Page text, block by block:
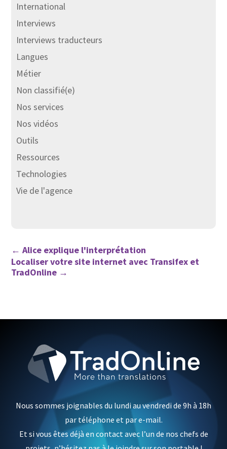
International
Interviews
Interviews traducteurs
Langues
Métier
Non classifié(e)
Nos services
Nos vidéos
Outils
Ressources
Technologies
Vie de l'agence
←Alice explique l'interprétation
Localiser votre site internet avec Transifex et
TradOnline →
Nous sommes joignables du lundi au vendredi de 9h à 18h
par téléphone et par e-mail.
Et si vous êtes déjà en contact avec l’un de nos chefs de